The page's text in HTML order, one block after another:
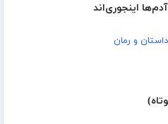
اینجوری‌اند
و رمان